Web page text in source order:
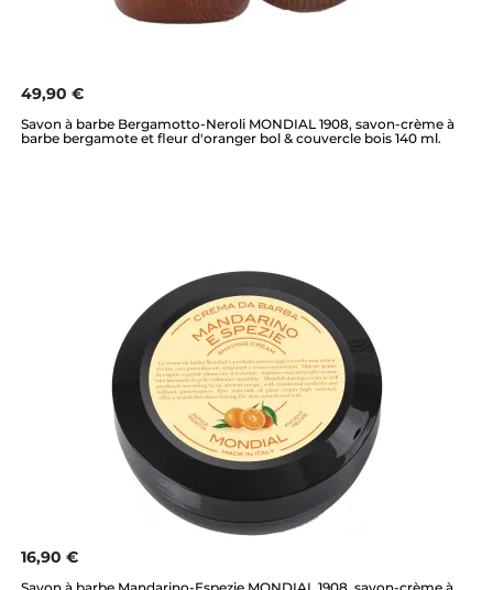
49,90 €
Savon à barbe Bergamotto-Neroli MONDIAL 1908, savon-crème à
barbe bergamote et fleur d'oranger bol & couvercle bois 140 ml.
16,90 €